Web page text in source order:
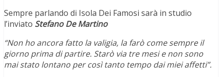
Sempre parlando di Isola Dei Famosi sarà in studio
l’inviato Stefano De Martino
“Non ho ancora fatto la valigia, la farò come sempre il
giorno prima di partire. Starò via tre mesi e non sono
mai stato lontano per così tanto tempo dai miei affetti”.